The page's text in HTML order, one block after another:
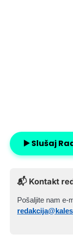
▶️ Slušaj
📬 Kontakt
Pošaljite nam e-